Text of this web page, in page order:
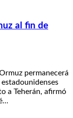
al fin de
permanecerá
a Teherán, afirmó